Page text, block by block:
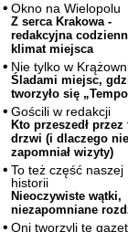
Okno na Wielopolu
Z serca Krakowa -
redakcyjna
klimat miejsca
Nie tylko w
Śladami miejsc,
tworzyło się
Gościli w redakcji
Kto przeszedł przez
drzwi (i dlaczego nie
zapomniał wizyty)
To też część naszej
historii
Nieoczywiste wątki,
niezapomniane
Oni tworzyli tę